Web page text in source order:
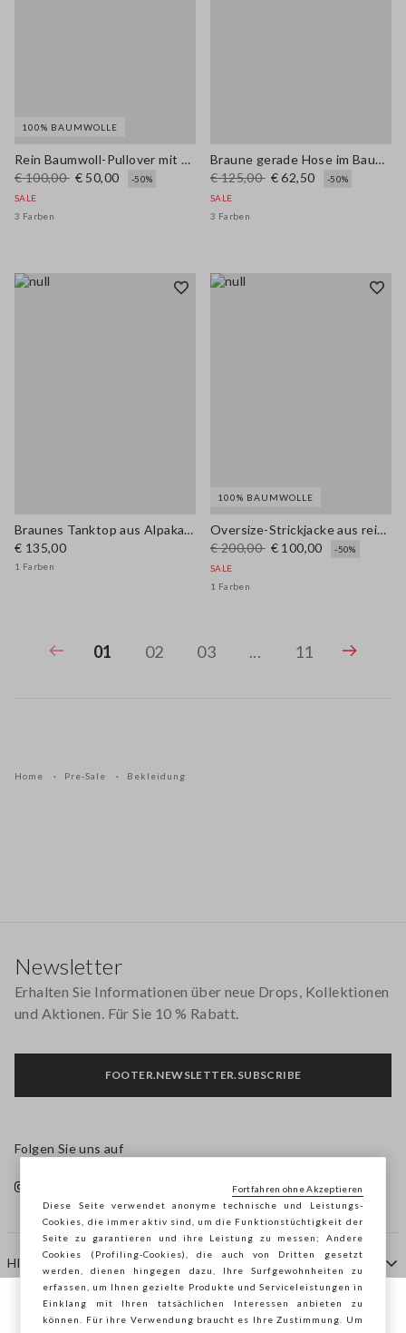
100% BAUMWOLLE
Rein Baumwoll-Pullover mit mehrfarbigen Streifen und Polo-Kragen im Regular Fit
€ 100,00 € 50,00
-50%
SALE
3 Farben
Braune gerade Hose im Baumwoll-Leinen-Mix mit regulärer Passform
€ 125,00 € 62,50
-50%
SALE
3 Farben
Braunes Tanktop aus Alpaka-Mischgewebe und Leinen im Regular Fit
€ 135,00
1 Farben
100% BAUMWOLLE
Oversize-Strickjacke aus reinem Baumwollstoff mit Schalkragen
€ 200,00 € 100,00
-50%
SALE
1 Farben
01 02 03 ... 11
Home Pre-Sale Bekleidung
HILFE
AGENTUR
Newsletter
Erhalten Sie Informationen über neue Drops, Kollektionen
und Aktionen. Für Sie 10 % Rabatt.
FOOTER.NEWSLETTER.SUBSCRIBE
Folgen Sie uns auf
Sie surfen auf der Seite von STEFANEL
Diese Seite verwendet anonyme technische und Leistungs-
Cookies, die immer aktiv sind, um die Funktionstüchtigkeit der
Seite zu garantieren und ihre Leistung zu messen; Andere
Cookies (Profiling-Cookies), die auch von Dritten gesetzt
werden, dienen hingegen dazu, Ihre Surfgewohnheiten zu
erfassen, um Ihnen gezielte Produkte und Serviceleistungen in
Einklang mit Ihren tatsächlichen Interessen anbieten zu
können. Für ihre Verwendung braucht es Ihre Zustimmung. Um
Fortfahren ohne Akzeptieren